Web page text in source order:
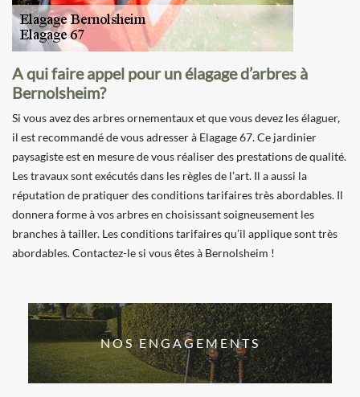
A qui faire appel pour un élagage d’arbres à
Bernolsheim?
Si vous avez des arbres ornementaux et que vous devez les élaguer,
il est recommandé de vous adresser à Elagage 67. Ce jardinier
paysagiste est en mesure de vous réaliser des prestations de qualité.
Les travaux sont exécutés dans les règles de l’art. Il a aussi la
réputation de pratiquer des conditions tarifaires très abordables. Il
donnera forme à vos arbres en choisissant soigneusement les
branches à tailler. Les conditions tarifaires qu’il applique sont très
abordables. Contactez-le si vous êtes à Bernolsheim !
NOS ENGAGEMENTS